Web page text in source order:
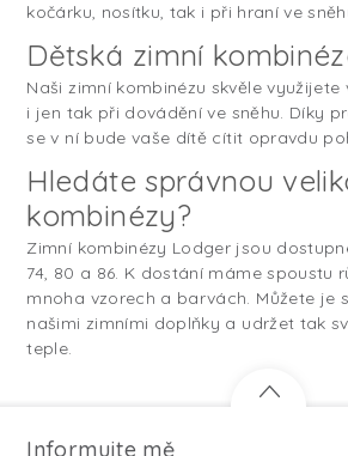
kočárku, nosítku, tak i při hraní ve
Dětská zimní
Naši zimní kombinézu skvěle využijete
i jen tak při dovádění ve sněhu. Díky
se v ní bude vaše dítě cítit opravdu
Hledáte správnou
kombinézy?
Zimní kombinézy Lodger jsou
74, 80 a 86. K dostání máme spoustu
mnoha vzorech a barvách. Můžete je
našimi zimními doplňky a udržet tak
teple.
Informujte mě